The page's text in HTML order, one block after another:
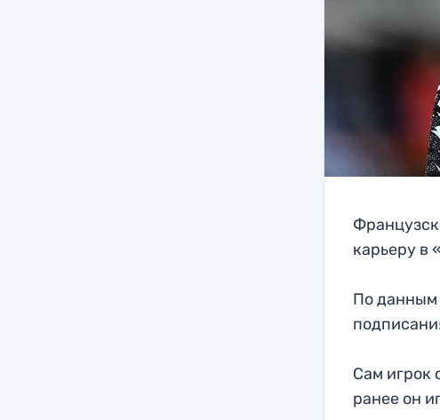
карьеру в
По данным
Сам игрок
ранее он